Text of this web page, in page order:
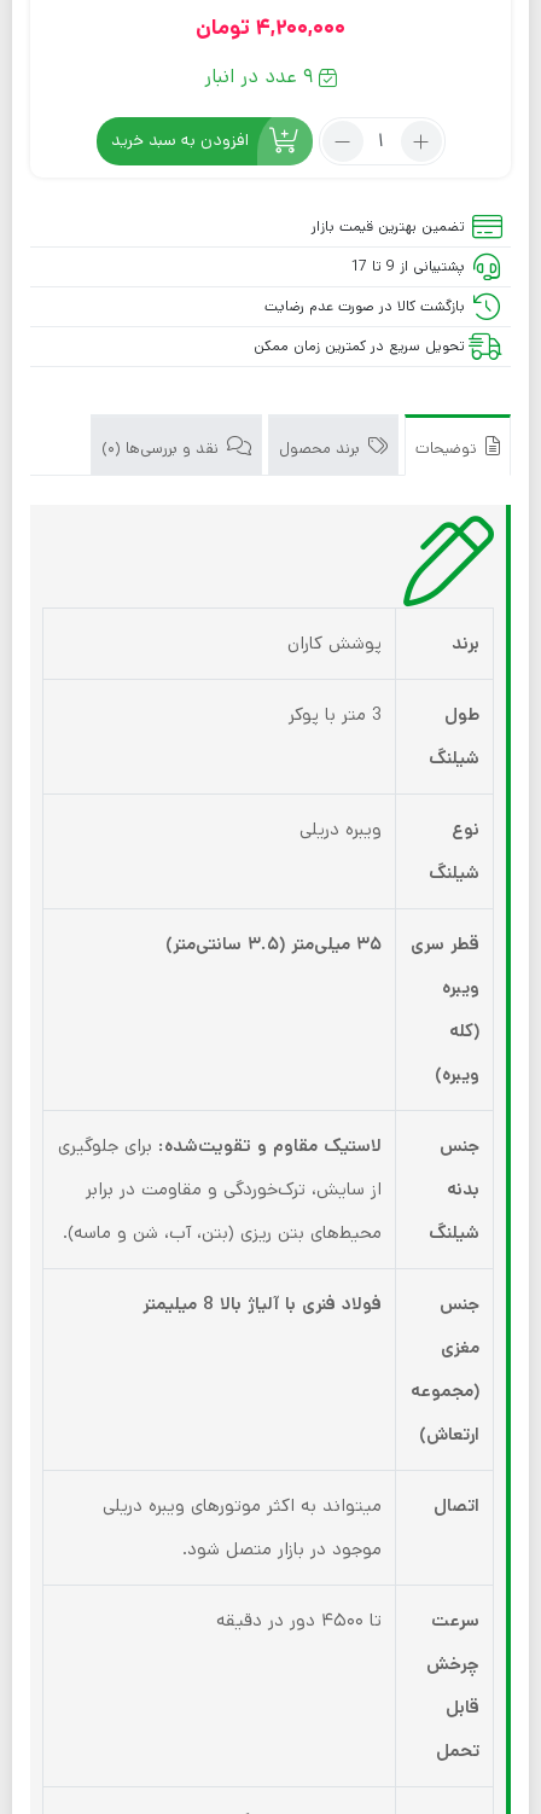
4,200,000 تومان
9 عدد در انبار
افزودن به سبد خرید
تضمین بهترین قیمت بازار
پشتیبانی از 9 تا 17
بازگشت کالا در صورت عدم رضایت
تحویل سریع در کمترین زمان ممکن
توضیحات برند محصول نقد و بررسی‌ها (0)
برند پوشش کاران
طول
شیلنگ
3 متر با پوکر
نوع
شیلنگ
ویبره دریلی
قطر سری
ویبره
(کله
ویبره)
۳۵ میلی‌متر (۳.۵ سانتی‌متر)
جنس
بدنه
شیلنگ
لاستیک مقاوم و تقویت‌شده: برای جلوگیری
از سایش، ترک‌خوردگی و مقاومت در برابر
محیط‌های بتن ریزی (بتن، آب، شن و ماسه).
جنس
مغزی
(مجموعه
ارتعاش)
فولاد فنری با آلیاژ بالا 8 میلیمتر
اتصال
میتواند به اکثر موتورهای ویبره دریلی
موجود در بازار متصل شود.
سرعت
چرخش
قابل
تحمل
تا ۴۵۰۰ دور در دقیقه